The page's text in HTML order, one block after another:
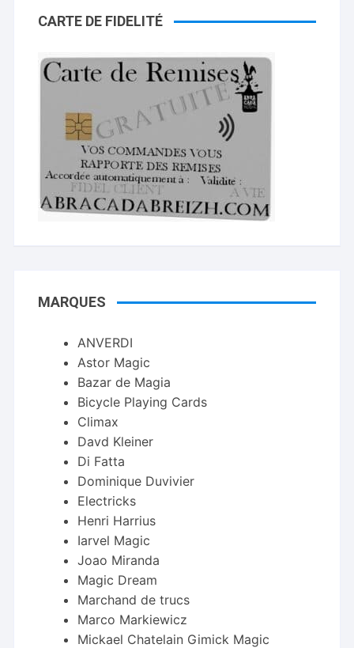
CARTE DE FIDELITÉ
MARQUES
ANVERDI
Astor Magic
Bazar de Magia
Bicycle Playing Cards
Climax
Davd Kleiner
Di Fatta
Dominique Duvivier
Electricks
Henri Harrius
Iarvel Magic
Joao Miranda
Magic Dream
Marchand de trucs
Marco Markiewicz
Mickael Chatelain Gimick Magic